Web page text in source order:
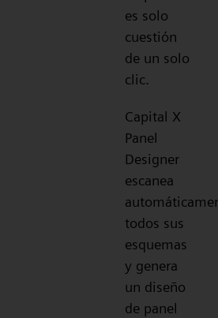
es solo
cuestión
de un solo
clic.
Capital X
Panel
Designer
escanea
todos sus
esquemas
y genera
un diseño
de panel